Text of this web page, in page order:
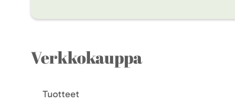
Verkkokauppa
Tuotteet